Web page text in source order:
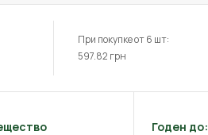
При покупке от 6 шт:
597.82 грн
Годен до: